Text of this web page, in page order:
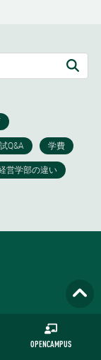
OPENCAMPUS